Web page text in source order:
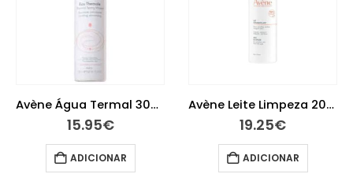
Avène Água Termal 300ml
15.95€
ADICIONAR
Avène Leite Limpeza 200 ml
19.25€
ADICIONAR